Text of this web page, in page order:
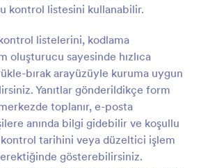
kontrol listesini kullanabilir.
listelerini, kodlama
oluşturucu sayesinde hızlıca
bırak arayüzüyle kuruma uygun
Yanıtlar gönderildikçe form
toplanır, e-posta
anında bilgi gidebilir ve koşullu
tarihini veya düzeltici işlem
gösterebilirsiniz.
Yangın Güvenlik Denetimi Kontrol Listesi
kontrol listesi, yangın
tarafından bilgileri kaydetmek